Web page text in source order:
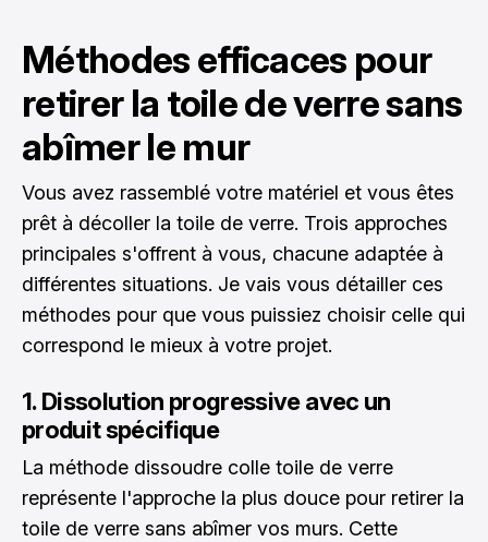
Méthodes efficaces pour
retirer la toile de verre sans
abîmer le mur
Vous avez rassemblé votre matériel et vous êtes
prêt à décoller la toile de verre. Trois approches
principales s'offrent à vous, chacune adaptée à
différentes situations. Je vais vous détailler ces
méthodes pour que vous puissiez choisir celle qui
correspond le mieux à votre projet.
1. Dissolution progressive avec un
produit spécifique
La méthode dissoudre colle toile de verre
représente l'approche la plus douce pour retirer la
toile de verre sans abîmer vos murs. Cette